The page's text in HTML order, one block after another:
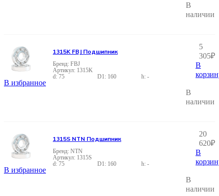
В
наличии
В избранное
1315K
75
160 -
FBJ
1315K FBJ Подшипник
5
305₽
В
В
наличии
В избранное
1315S
75
160 -
NTN
1315S NTN Подшипник
20
620₽
В
В
наличии